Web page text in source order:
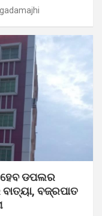
ହେବ ଡପଲର
ବଜ୍ରପାତ